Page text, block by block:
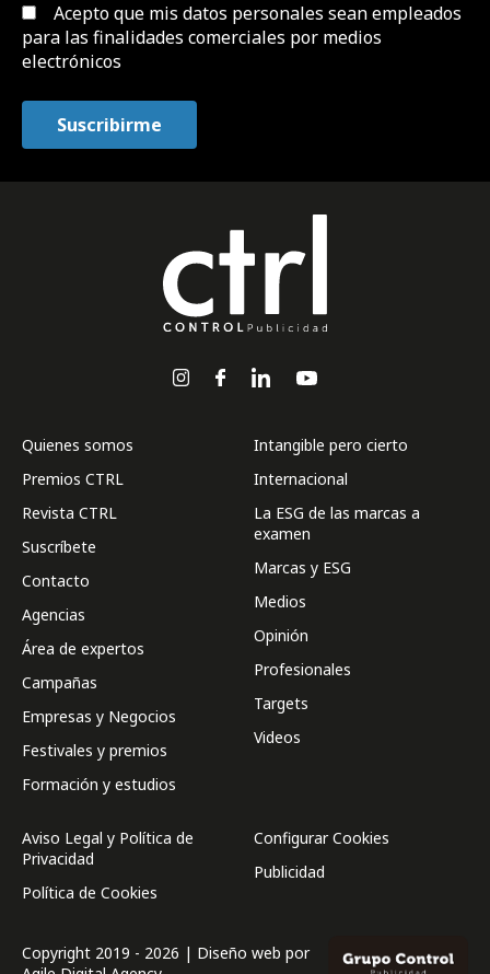
Acepto que mis datos personales sean empleados
para las finalidades comerciales por medios
electrónicos
Quienes somos
Premios CTRL
Revista CTRL
Suscríbete
Contacto
Agencias
Área de expertos
Campañas
Empresas y Negocios
Festivales y premios
Formación y estudios
Intangible pero cierto
Internacional
La ESG de las marcas a
examen
Marcas y ESG
Medios
Opinión
Profesionales
Targets
Videos
Aviso Legal y Política de
Privacidad
Política de Cookies
Configurar Cookies
Publicidad
Copyright 2019 - 2026 | Diseño web por